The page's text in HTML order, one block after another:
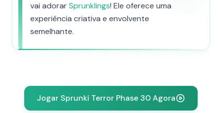
vai adorarSprunklings! Ele oferece uma
experiência criativa e envolvente
semelhante.
Jogar Sprunki Terror Phase 30 Agora